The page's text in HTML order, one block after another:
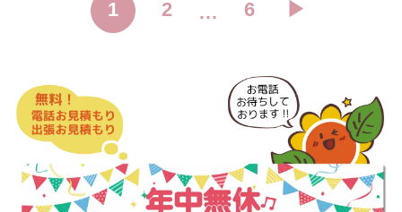
1 2 … 6 ▶︎